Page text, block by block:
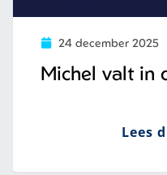
Michel valt in
24 december 2025
Lees